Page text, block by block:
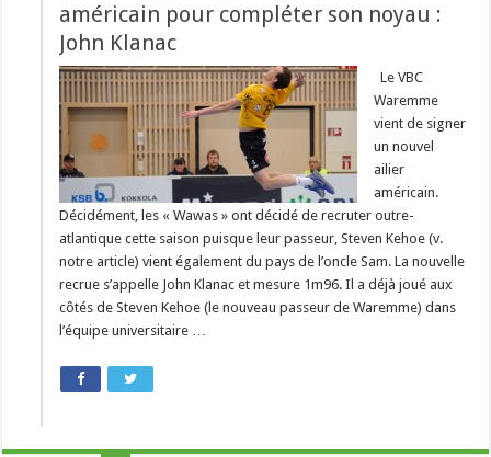
américain pour compléter son noyau :
John Klanac
Le VBC
Waremme
vient de signer
un nouvel
ailier
américain.
Décidément, les « Wawas » ont décidé de recruter outre-
atlantique cette saison puisque leur passeur, Steven Kehoe (v.
notre article) vient également du pays de l’oncle Sam. La nouvelle
recrue s’appelle John Klanac et mesure 1m96. Il a déjà joué aux
côtés de Steven Kehoe (le nouveau passeur de Waremme) dans
l’équipe universitaire …